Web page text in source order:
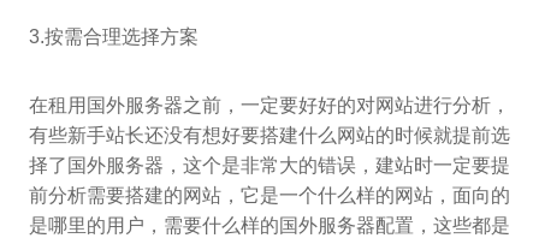
3.按需合理选择方案
在租用国外服务器之前，一定要好好的对网站进行分析，
有些新手站长还没有想好要搭建什么网站的时候就提前选
择了国外服务器，这个是非常大的错误，建站时一定要提
前分析需要搭建的网站，它是一个什么样的网站，面向的
是哪里的用户，需要什么样的国外服务器配置，这些都是